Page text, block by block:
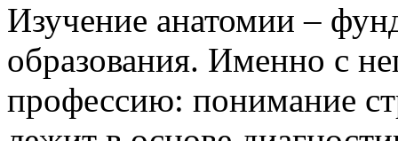
Изучение анатомии –
образования. Именно с
профессию: понимание